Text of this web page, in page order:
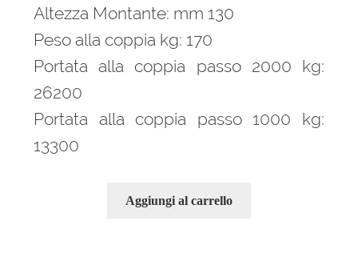
Altezza Montante: mm 130
Peso alla coppia kg: 170
Portata alla coppia passo 2000 kg:
26200
Portata alla coppia passo 1000 kg:
13300
Aggiungi al carrello